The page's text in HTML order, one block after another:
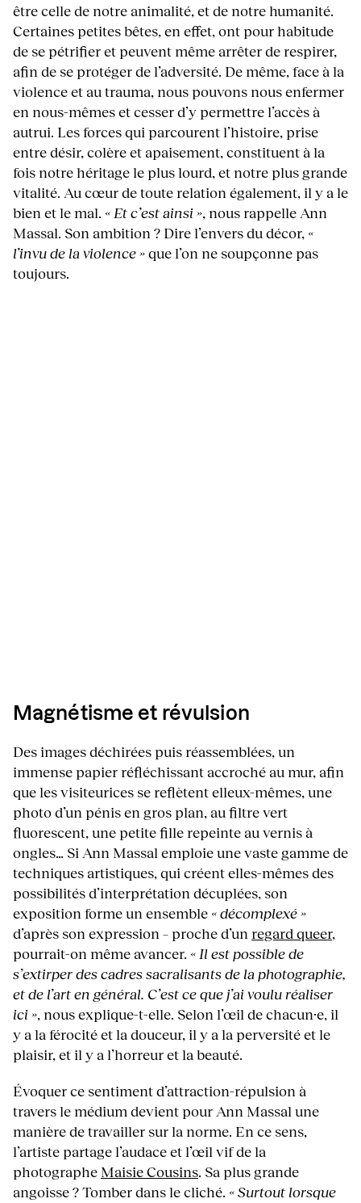
être celle de notre animalité, et de notre humanité.
Certaines petites bêtes, en effet, ont pour habitude
de se pétrifier et peuvent même arrêter de respirer,
afin de se protéger de l’adversité. De même, face à la
violence et au trauma, nous pouvons nous enfermer
en nous-mêmes et cesser d’y permettre l’accès à
autrui. Les forces qui parcourent l’histoire, prise
entre désir, colère et apaisement, constituent à la
fois notre héritage le plus lourd, et notre plus grande
vitalité. Au cœur de toute relation également, il y a le
bien et le mal. « Et c’est ainsi », nous rappelle Ann
Massal. Son ambition ? Dire l’envers du décor, «
l’invu de la violence »que l’on ne soupçonne pas
toujours.
Magnétisme et révulsion
Des images déchirées puis réassemblées, un
immense papier réfléchissant accroché au mur, afin
que les visiteurices se reflètent elleux-mêmes, une
photo d’un pénis en gros plan, au filtre vert
fluorescent, une petite fille repeinte au vernis à
ongles… Si Ann Massal emploie une vaste gamme de
techniques artistiques, qui créent elles-mêmes des
possibilités d’interprétation décuplées, son
exposition forme un ensemble « décomplexé »
d’après son expression – proche d’un regard queer,
pourrait-on même avancer. « Il est possible de
s’extirper des cadres sacralisants de la photographie,
et de l’art en général. C’est ce que j’ai voulu réaliser
ici », nous explique-t-elle. Selon l’œil de chacun·e, il
y a la férocité et la douceur, il y a la perversité et le
plaisir, et il y a l’horreur et la beauté.
Évoquer ce sentiment d’attraction-répulsion à
travers le médium devient pour Ann Massal une
manière de travailler sur la norme. En ce sens,
l’artiste partage l’audace et l’œil vif de la
photographe Maisie Cousins. Sa plus grande
angoisse ? Tomber dans le cliché. « Surtout lorsque